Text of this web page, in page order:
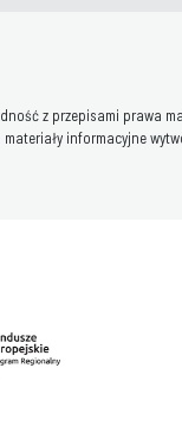
z przepisami prawa
informacyjne